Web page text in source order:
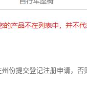
份提交登记注册申请，否